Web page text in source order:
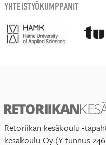
YHTEISTYÖKUMPPANIT
Retoriikan kesäkoulu -
kesäkoulu Oy (Y-tunnus